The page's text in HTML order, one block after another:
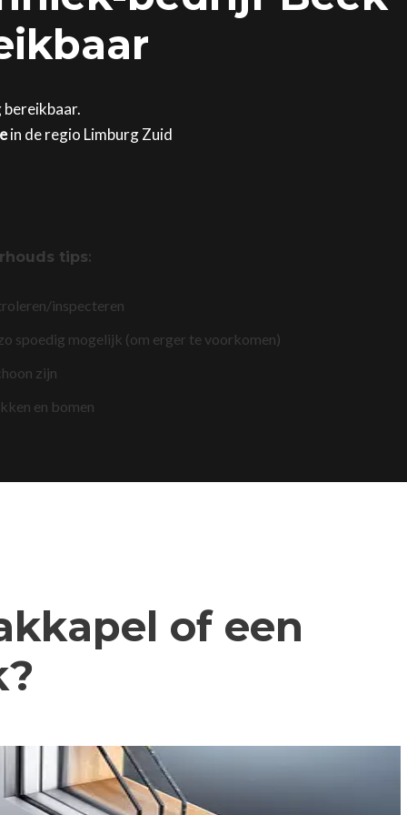
bereikbaar.
in de regio Limburg Zuid
tips:
inspecteren
spoedig mogelijk (om erger te voorkomen)
zijn
en bomen
of een